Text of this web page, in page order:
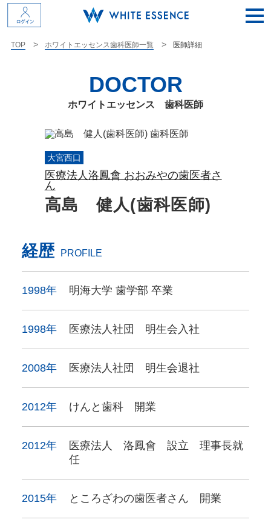
TOP ホワイトエッセンス歯科医師一覧 医師詳細
DOCTOR
ホワイトエッセンス 歯科医師
大宮西口
医療法人洛鳳會 おおみやの歯医者さ
ん
高島 健人(歯科医師)
経歴 PROFILE
1998年 明海大学 歯学部 卒業
1998年 医療法人社団 明生会入社
2008年 医療法人社団 明生会退社
2012年 けんと歯科 開業
2012年
医療法人 洛鳳會 設立 理事長就
任
2015年 ところざわの歯医者さん 開業